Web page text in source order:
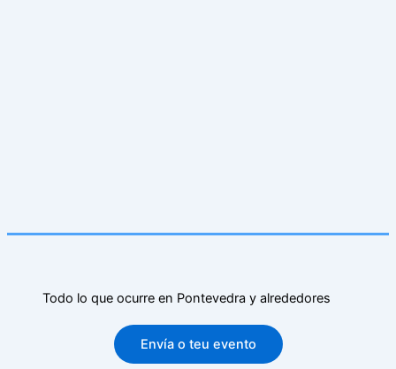
Todo lo que ocurre en Pontevedra y alrededores
Envía o teu evento